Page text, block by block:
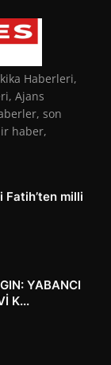
Haberleri,
Ajans
son
haber,
milli
YABANCI
K...